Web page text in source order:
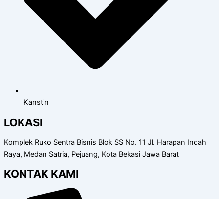
Kanstin
LOKASI
Komplek Ruko Sentra Bisnis Blok SS No. 11 Jl. Harapan Indah
Raya, Medan Satria, Pejuang, Kota Bekasi Jawa Barat
KONTAK KAMI